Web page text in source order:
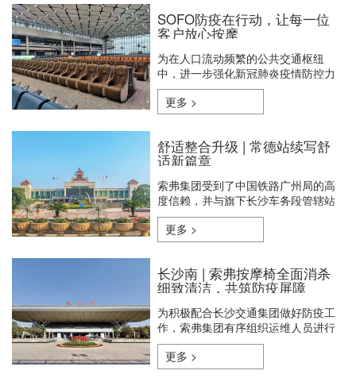
SOFO防疫在行动，让每一位
客户放心按摩
为在人口流动频繁的公共交通枢纽
中，进一步强化新冠肺炎疫情防控力
度，SOFO第一时间作出了疫情防控
工作，提高政策措施的契合度。
更多 >
舒适整合升级 | 常德站续写舒
适新篇章
索弗集团受到了中国铁路广州局的高
度信赖，并与旗下长沙车务段管辖站
点常德站再度达成公共座椅升级协
议。
更多 >
长沙南 | 索弗按摩椅全面消杀
细致清洁，共筑防疫屏障
为积极配合长沙交通集团做好防疫工
作，索弗集团有序组织运维人员进行
核酸检测，对长沙南高铁站内的智能
共享按摩椅，进行全面消毒清洁工
作，持续用力做好常态化疫情防控。
更多 >